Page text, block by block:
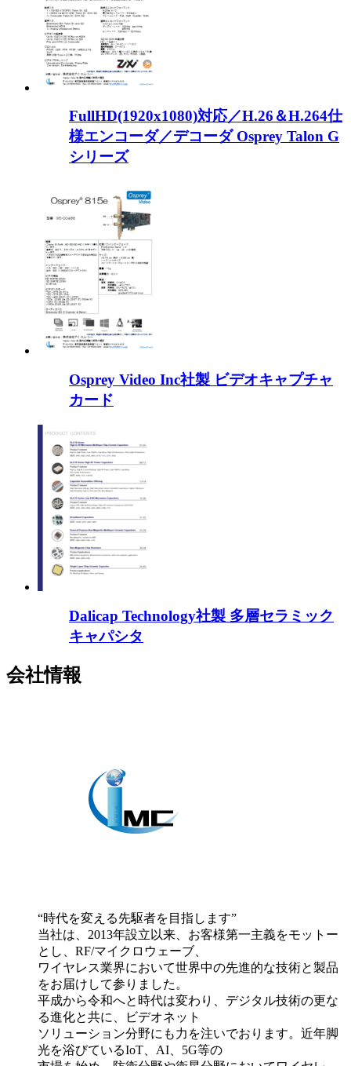
FullHD(1920x1080)対応／H.26＆H.264仕
様エンコーダ／デコーダ Osprey Talon G
シリーズ
Osprey Video Inc社製 ビデオキャプチャ
カード
Dalicap Technology社製 多層セラミック
キャパシタ
会社情報
“時代を変える先駆者を目指します”
当社は、2013年設立以来、お客様第一主義をモットー
とし、RF/マイクロウェーブ、
ワイヤレス業界において世界中の先進的な技術と製品
をお届けして参りました。
平成から令和へと時代は変わり、デジタル技術の更な
る進化と共に、ビデオネット
ソリューション分野にも力を注いでおります。近年脚
光を浴びているIoT、AI、5G等の